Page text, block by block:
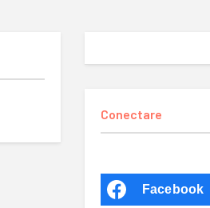
Conectare
Facebook